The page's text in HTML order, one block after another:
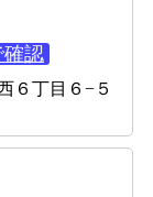
確認
６丁目６−５